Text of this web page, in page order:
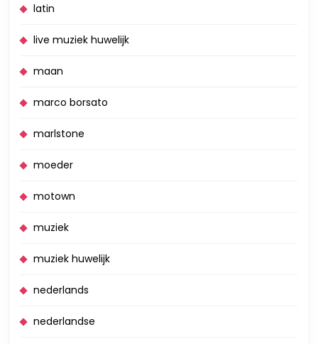
latin
live muziek huwelijk
maan
marco borsato
marlstone
moeder
motown
muziek
muziek huwelijk
nederlands
nederlandse